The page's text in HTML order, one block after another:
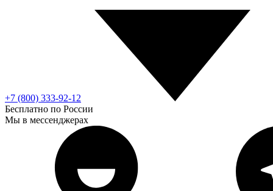
+7 (800) 333-92-12
Бесплатно по России
Мы в мессенджерах